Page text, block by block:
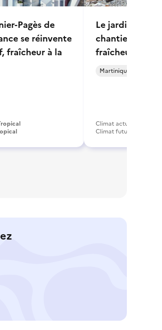
Pagès de
se réinvente
fraîcheur à la
Le jardin
chantier
fraîcheur
Martinique
Climat actuel :
Climat futur :